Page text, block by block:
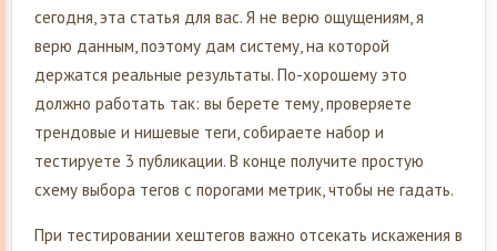
сегодня, эта статья для вас. Я не верю ощущениям, я
верю данным, поэтому дам систему, на которой
держатся реальные результаты. По-хорошему это
должно работать так: вы берете тему, проверяете
трендовые и нишевые теги, собираете набор и
тестируете 3 публикации. В конце получите простую
схему выбора тегов с порогами метрик, чтобы не гадать.
При тестировании хештегов важно отсекать искажения в